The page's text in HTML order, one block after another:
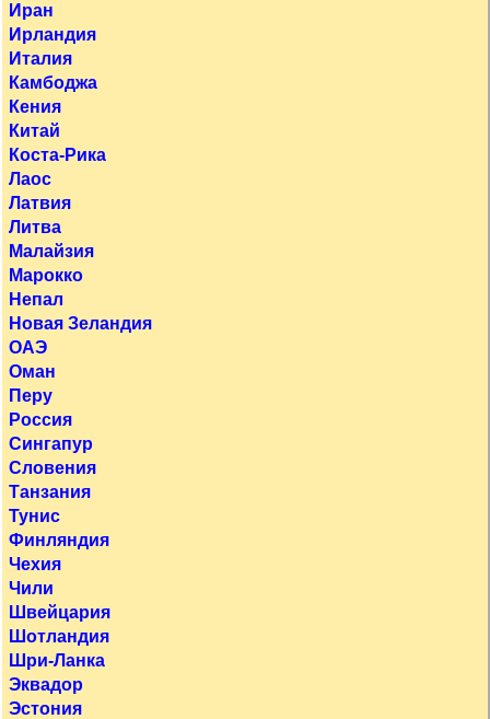
Иран
Ирландия
Италия
Камбоджа
Кения
Китай
Коста-Рика
Лаос
Латвия
Литва
Малайзия
Марокко
Непал
Новая Зеландия
ОАЭ
Оман
Перу
Россия
Сингапур
Словения
Танзания
Тунис
Финляндия
Чехия
Чили
Швейцария
Шотландия
Шри-Ланка
Эквадор
Эстония